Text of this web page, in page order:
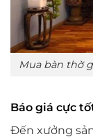
Mua bàn thờ
Báo giá cực
Đến xưởng